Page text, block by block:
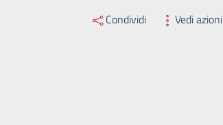
Condividi Vedi azioni